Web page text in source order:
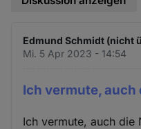
Edmund Schmidt (nicht
Mi. 5 Apr 2023 - 14:54
Ich vermute, auch
Ich vermute, auch die